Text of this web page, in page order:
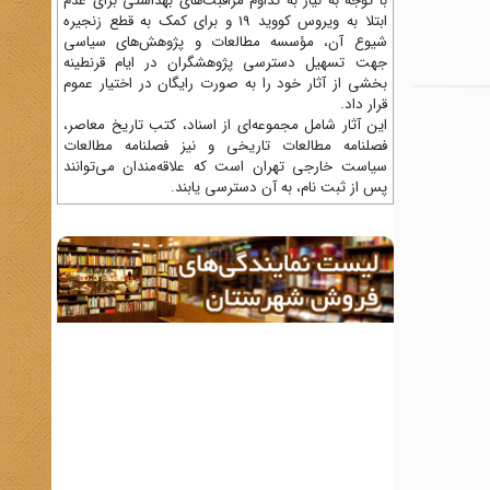
ابتلا به ویروس کووید 19 و برای کمک به قطع زنجیره
شیوع آن، مؤسسه مطالعات و پژوهش‌های سیاسی
جهت تسهیل دسترسی پژوهشگران در ایام قرنطینه
بخشی از آثار خود را به صورت رایگان در اختیار عموم
قرار داد.
این آثار شامل مجموعه‌ای از اسناد، کتب تاریخ معاصر،
فصلنامه‌ مطالعات تاریخی و نیز فصلنامه مطالعات
سیاست خارجی تهران است که علاقه‌مندان می‌توانند
پس از ثبت نام، به آن دسترسی یابند.